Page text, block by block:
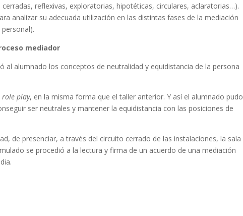
reflexivas, exploratorias, hipotéticas, circulares, aclaratorias…).
analizar su adecuada utilización en las distintas fases de la mediación
mediador
al alumnado los conceptos de neutralidad y equidistancia de la persona
role play, en la misma forma que el taller anterior. Y así el alumnado pudo
ser neutrales y mantener la equidistancia con las posiciones de
de presenciar, a través del circuito cerrado de las instalaciones, la sala
se procedió a la lectura y firma de un acuerdo de una mediación